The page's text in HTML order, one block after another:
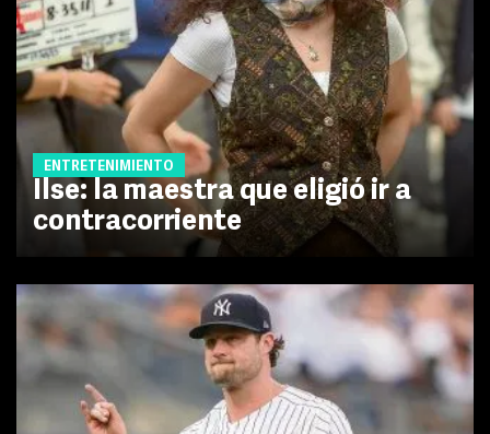
ENTRETENIMIENTO
Ilse: la maestra que eligió ir a
contracorriente